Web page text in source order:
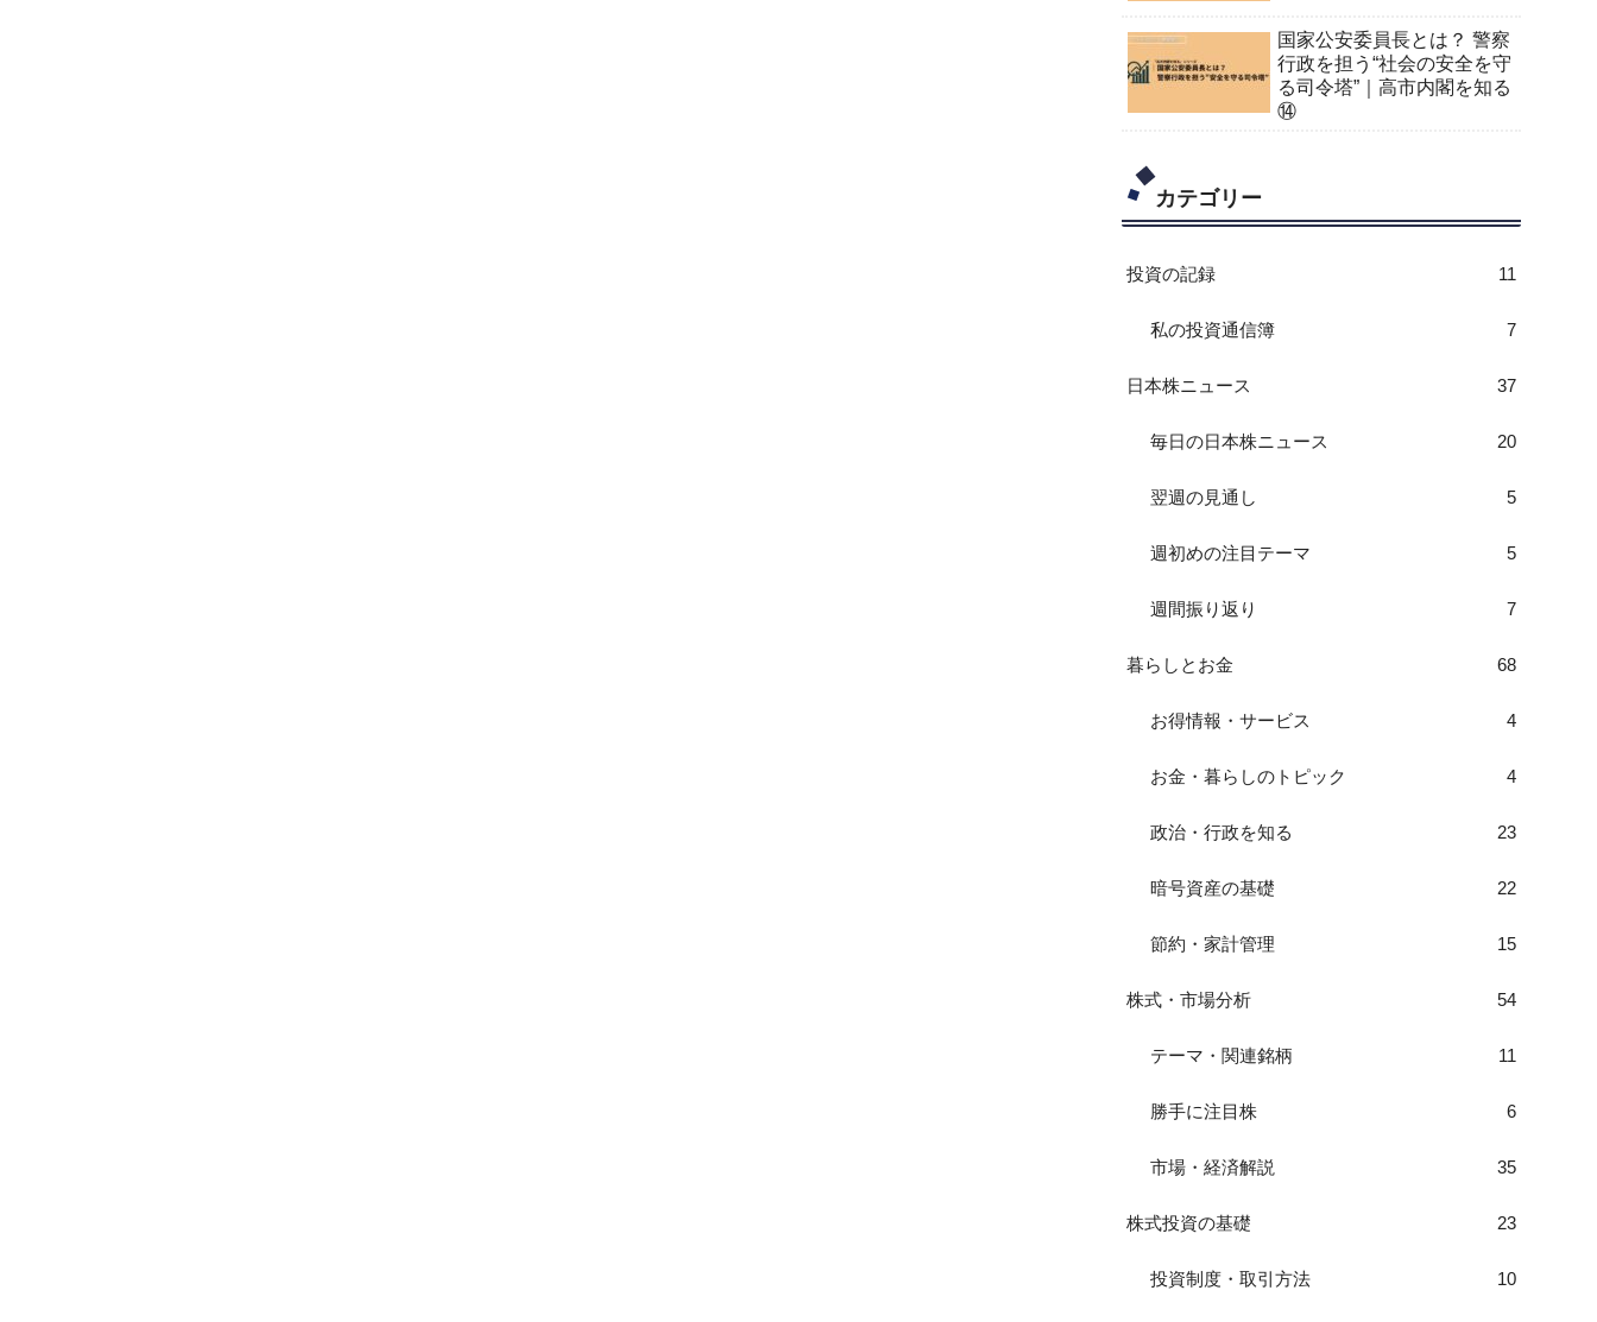
国家公安委員長とは？ 警察
行政を担う“社会の安全を守
る司令塔”｜高市内閣を知る
⑭
カテゴリー
投資の記録 11
私の投資通信簿 7
日本株ニュース 37
毎日の日本株ニュース 20
翌週の見通し 5
週初めの注目テーマ 5
週間振り返り 7
暮らしとお金 68
お得情報・サービス 4
お金・暮らしのトピック 4
政治・行政を知る 23
暗号資産の基礎 22
節約・家計管理 15
株式・市場分析 54
テーマ・関連銘柄 11
勝手に注目株 6
市場・経済解説 35
株式投資の基礎 23
投資制度・取引方法 10